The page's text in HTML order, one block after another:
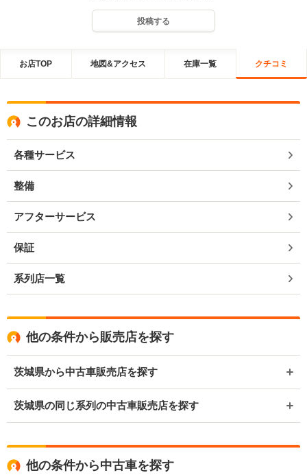
投稿する
お店TOP 地図&アクセス 在庫一覧 クチコミ
このお店の詳細情報
各種サービス
整備
アフターサービス
保証
系列店一覧
他の条件から販売店を探す
茨城県から中古車販売店を探す
茨城県の同じ系列の中古車販売店を探す
他の条件から中古車を探す